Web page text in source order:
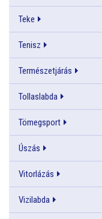
Teke
Tenisz
Természetjárás
Tollaslabda
Tömegsport
Úszás
Vitorlázás
Vizilabda